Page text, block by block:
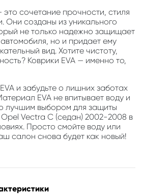
сочетание прочности, стиля
Они созданы из уникального
не только надежно защищает
но и придает ему
вид. Хотите чистоту,
Коврики EVA — именно то,
и забудьте о лишних заботах
EVA не впитывает воду и
лучшим выбором для защиты
Vectra C (седан) 2002-2008 в
Просто смойте воду или
салон снова будет как новый!